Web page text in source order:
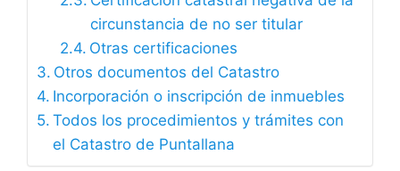
circunstancia de no ser titular
Otras certificaciones
Otros documentos del Catastro
Incorporación o inscripción de inmuebles
Todos los procedimientos y trámites con
el Catastro de Puntallana